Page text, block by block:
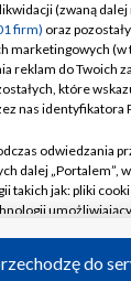
Handlowa
ogłoszenia
w TVP
Telewizyjna
informacji
reklamy
Kontakt
Spółka
(zwaną dalej
firm) oraz
marketingowych (w
reklam do Twoich
które
nas identyfikatora
odwiedzania
dalej „Portalem”,
takich jak: pliki
do